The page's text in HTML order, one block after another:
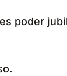
poder